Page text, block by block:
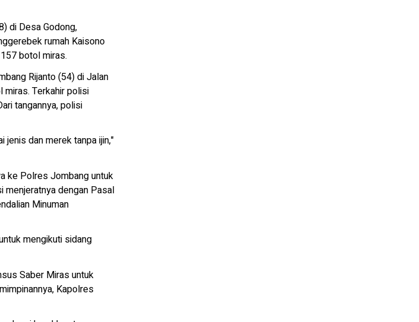
di Desa Godong,
rumah Kaisono
botol miras.
Rijanto (54) di Jalan
Terkahir polisi
tangannya, polisi
jenis dan merek tanpa ijin,"
ke Polres Jombang untuk
menjeratnya dengan Pasal
Minuman
mengikuti sidang
Saber Miras untuk
Kapolres